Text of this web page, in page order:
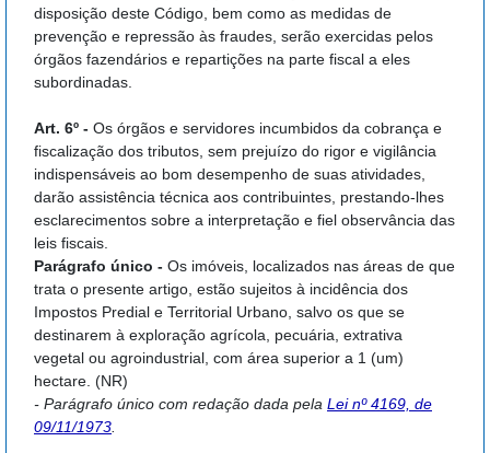
disposição deste Código, bem como as medidas de
prevenção e repressão às fraudes, serão exercidas pelos
órgãos fazendários e repartições na parte fiscal a eles
subordinadas.
Art. 6º - Os órgãos e servidores incumbidos da cobrança e
fiscalização dos tributos, sem prejuízo do rigor e vigilância
indispensáveis ao bom desempenho de suas atividades,
darão assistência técnica aos contribuintes, prestando-lhes
esclarecimentos sobre a interpretação e fiel observância das
leis fiscais.
Parágrafo único - Os imóveis, localizados nas áreas de que
trata o presente artigo, estão sujeitos à incidência dos
Impostos Predial e Territorial Urbano, salvo os que se
destinarem à exploração agrícola, pecuária, extrativa
vegetal ou agroindustrial, com área superior a 1 (um)
hectare. (NR)
- Parágrafo único com redação dada pela Lei nº 4169, de
09/11/1973